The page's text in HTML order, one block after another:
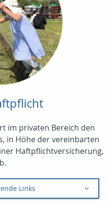
im privaten Bereich den
in Höhe der vereinbarten
Haftpflichtversicherung,
Links